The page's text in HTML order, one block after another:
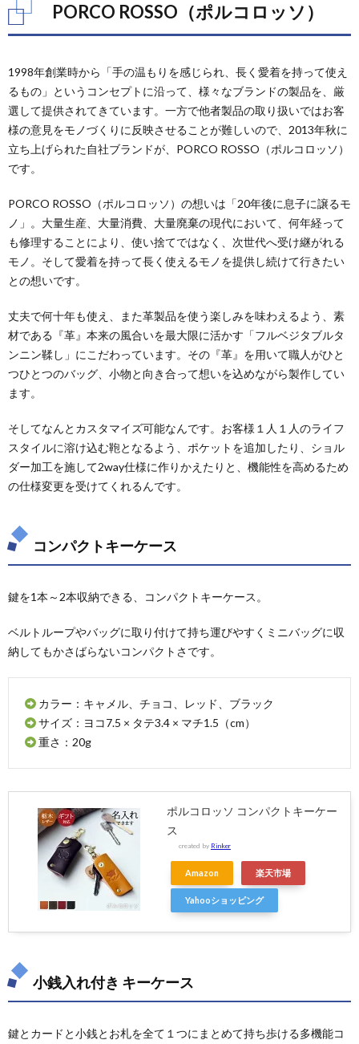
PORCO ROSSO（ポルコロッソ）
1998年創業時から「手の温もりを感じられ、長く愛着を持って使え
るもの」というコンセプトに沿って、様々なブランドの製品を、厳
選して提供されてきています。一方で他者製品の取り扱いではお客
様の意見をモノづくりに反映させることが難しいので、2013年秋に
立ち上げられた自社ブランドが、PORCO ROSSO（ポルコロッソ）
です。
PORCO ROSSO（ポルコロッソ）の想いは「20年後に息子に譲るモ
ノ」。大量生産、大量消費、大量廃棄の現代において、何年経って
も修理することにより、使い捨てではなく、次世代へ受け継がれる
モノ。そして愛着を持って長く使えるモノを提供し続けて行きたい
との想いです。
丈夫で何十年も使え、また革製品を使う楽しみを味わえるよう、素
材である『革』本来の風合いを最大限に活かす「フルベジタブルタ
ンニン鞣し」にこだわっています。その『革』を用いて職人がひと
つひとつのバッグ、小物と向き合って想いを込めながら製作してい
ます。
そしてなんとカスタマイズ可能なんです。お客様１人１人のライフ
スタイルに溶け込む鞄となるよう、ポケットを追加したり、ショル
ダー加工を施して2way仕様に作りかえたりと、機能性を高めるため
の仕様変更を受けてくれるんです。
コンパクトキーケース
鍵を1本～2本収納できる、コンパクトキーケース。
ベルトループやバッグに取り付けて持ち運びやすくミニバッグに収
納してもかさばらないコンパクトさです。
カラー：キャメル、チョコ、レッド、ブラック
サイズ：ヨコ7.5 × タテ3.4 × マチ1.5（cm）
重さ：20g
ポルコロッソ コンパクトキーケー
ス
created by Rinker
Amazon 楽天市場
Yahooショッピング
小銭入れ付き キーケース
鍵とカードと小銭とお札を全て１つにまとめて持ち歩ける多機能コ